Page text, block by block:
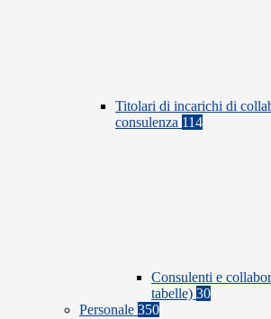
Titolari di incarichi di
consulenza 114
Consulenti e
tabelle) 30
Personale 350